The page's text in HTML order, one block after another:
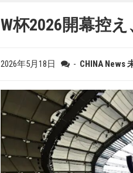
W杯2026開幕控
2026年5月18日 - CHINA News